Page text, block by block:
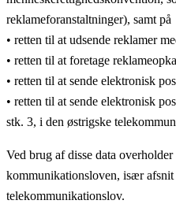
reklameforanstaltninger), samt på
• retten til at udsende reklamer
• retten til at foretage
• retten til at sende elektronisk
• retten til at sende elektronisk
stk. 3, i den østrigske
Ved brug af disse data
kommunikationsloven, især afsnit
telekommunikationslov.